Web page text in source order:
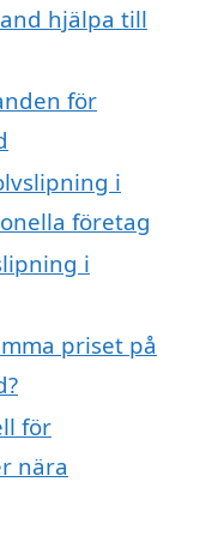
hjälpa till
för
i
företag
i
priset på
för
nära